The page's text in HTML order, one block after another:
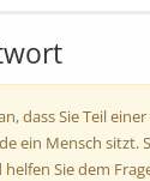
dass Sie Teil
ein Mensch sitzt.
Sie dem